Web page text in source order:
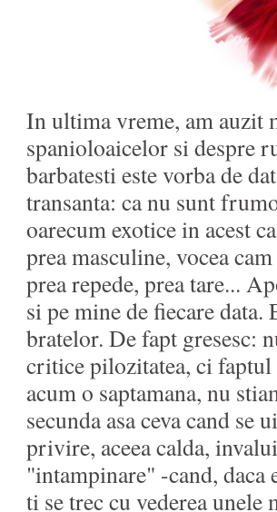
In ultima vreme, am auzit
spanioloaicelor si despre
barbatesti este vorba de
transanta: ca nu sunt
oarecum exotice in acest
prea masculine, vocea
prea repede, prea tare...
si pe mine de fiecare data.
bratelor. De fapt gresesc:
critice pilozitatea, ci faptul
acum o saptamana, nu
secunda asa ceva cand se
privire, aceea calda,
"intampinare" -cand,
ti se trec cu vederea